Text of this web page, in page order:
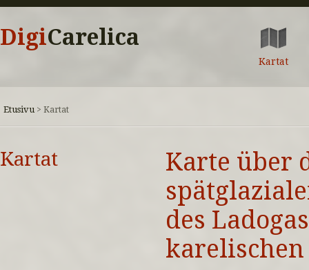
DigiCarelica
Kartat
Etusivu > Kartat
Kartat
Karte über
des
karelischen